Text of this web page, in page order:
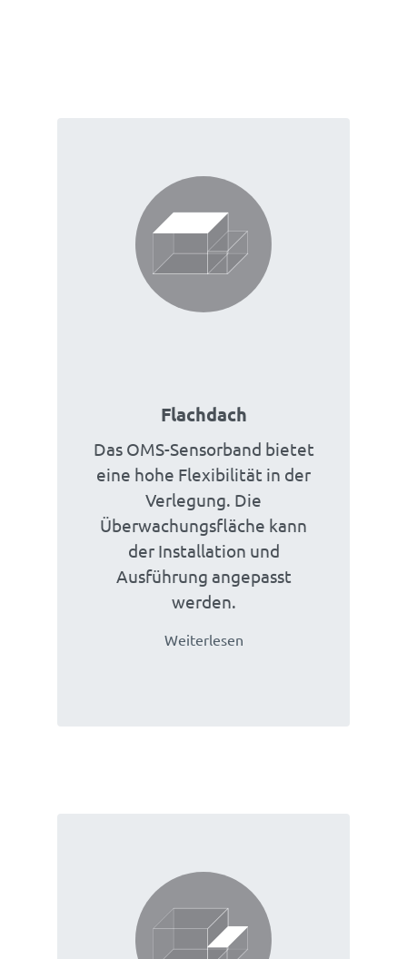
Flachdach
Das OMS-Sensorband bietet
eine hohe Flexibilität in der
Verlegung. Die
Überwachungsfläche kann
der Installation und
Ausführung angepasst
werden.
Weiterlesen